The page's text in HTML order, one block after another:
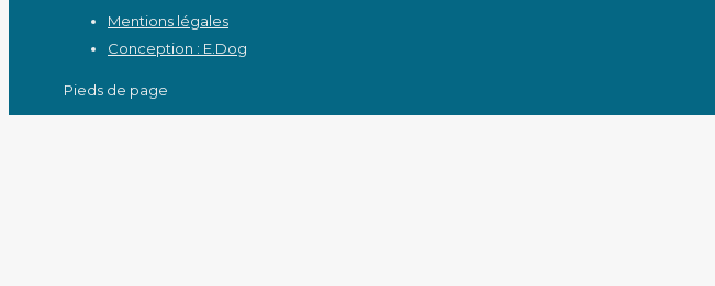
Mentions légales
Conception : E.Dog
Pieds de page